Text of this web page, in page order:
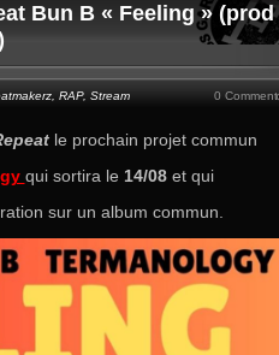
Bun B « Feeling » (prod
RAP, Stream 0 Comment
le prochain projet commun
qui sortira le 14/08 et qui
sur un album commun.